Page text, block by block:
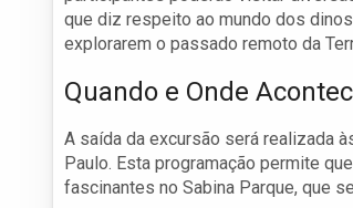
que diz respeito ao mundo dos
explorarem o passado remoto da
Quando e Onde
A saída da excursão será realizada
Paulo. Esta programação permite
fascinantes no Sabina Parque, que